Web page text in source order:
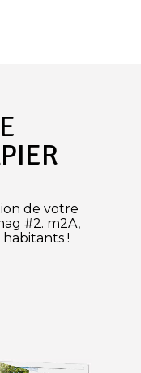
de votre
#2. m2A,
!